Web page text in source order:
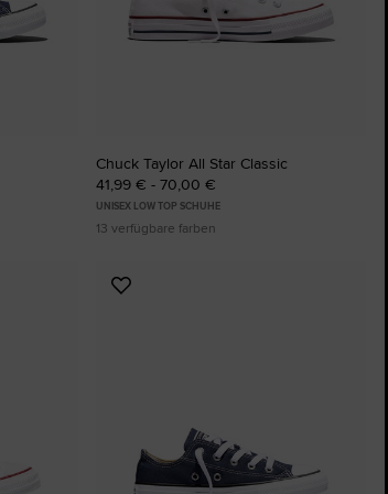
The Chuck Taylor All Star
Chuck Taylor All Star Classic
41,99 € - 70,00 €
UNISEX LOW TOP SCHUHE
13 verfügbare farben
Zu